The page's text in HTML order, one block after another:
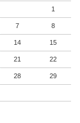
1
7 8
14 15
21 22
28 29